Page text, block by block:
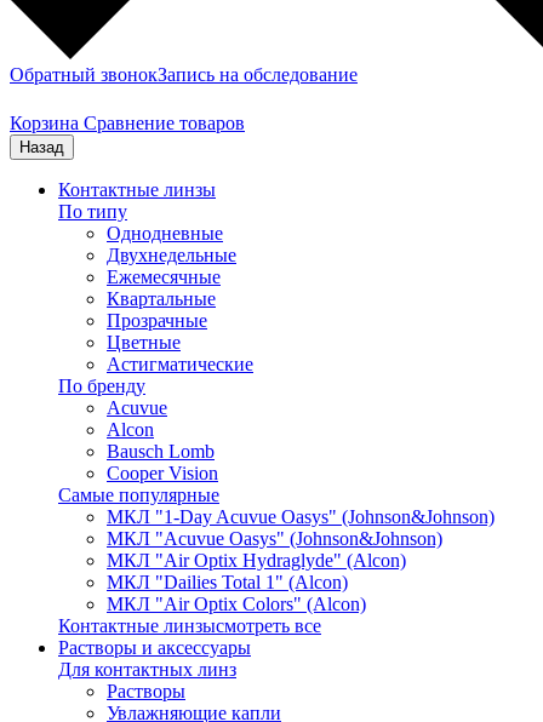
Обратный звонокЗапись на обследование
Корзина Сравнение товаров
Назад
Контактные линзы
По типу
Однодневные
Двухнедельные
Ежемесячные
Квартальные
Прозрачные
Цветные
Астигматические
По бренду
Acuvue
Alcon
Bausch Lomb
Cooper Vision
Самые популярные
МКЛ "1-Day Acuvue Oasys" (Johnson&Johnson)
МКЛ "Acuvue Oasys" (Johnson&Johnson)
МКЛ "Air Optix Hydraglyde" (Alcon)
МКЛ "Dailies Total 1" (Alcon)
МКЛ "Air Optix Colors" (Alcon)
Контактные линзысмотреть все
Растворы и аксессуары
Для контактных линз
Растворы
Увлажняющие капли